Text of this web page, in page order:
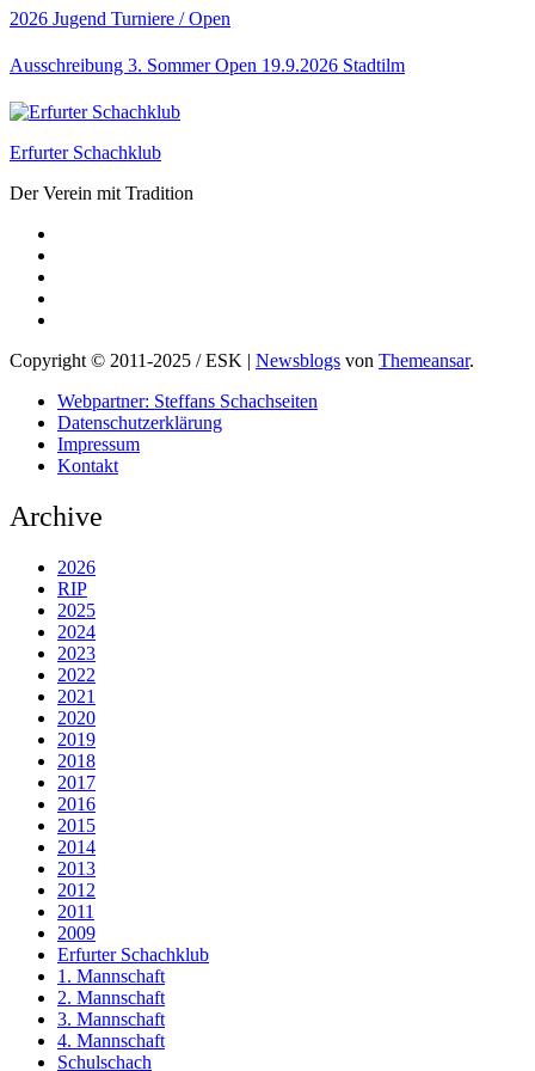
2026 Jugend Turniere / Open
Ausschreibung 3. Sommer Open 19.9.2026 Stadtilm
Erfurter Schachklub
Der Verein mit Tradition
Copyright © 2011-2025 / ESK Newsblogs von Themeansar.
Webpartner: Steffans Schachseiten
Datenschutzerklärung
Impressum
Kontakt
Archive
2026
RIP
2025
2024
2023
2022
2021
2020
2019
2018
2017
2016
2015
2014
2013
2012
2011
2009
Erfurter Schachklub
1. Mannschaft
2. Mannschaft
3. Mannschaft
4. Mannschaft
Schulschach